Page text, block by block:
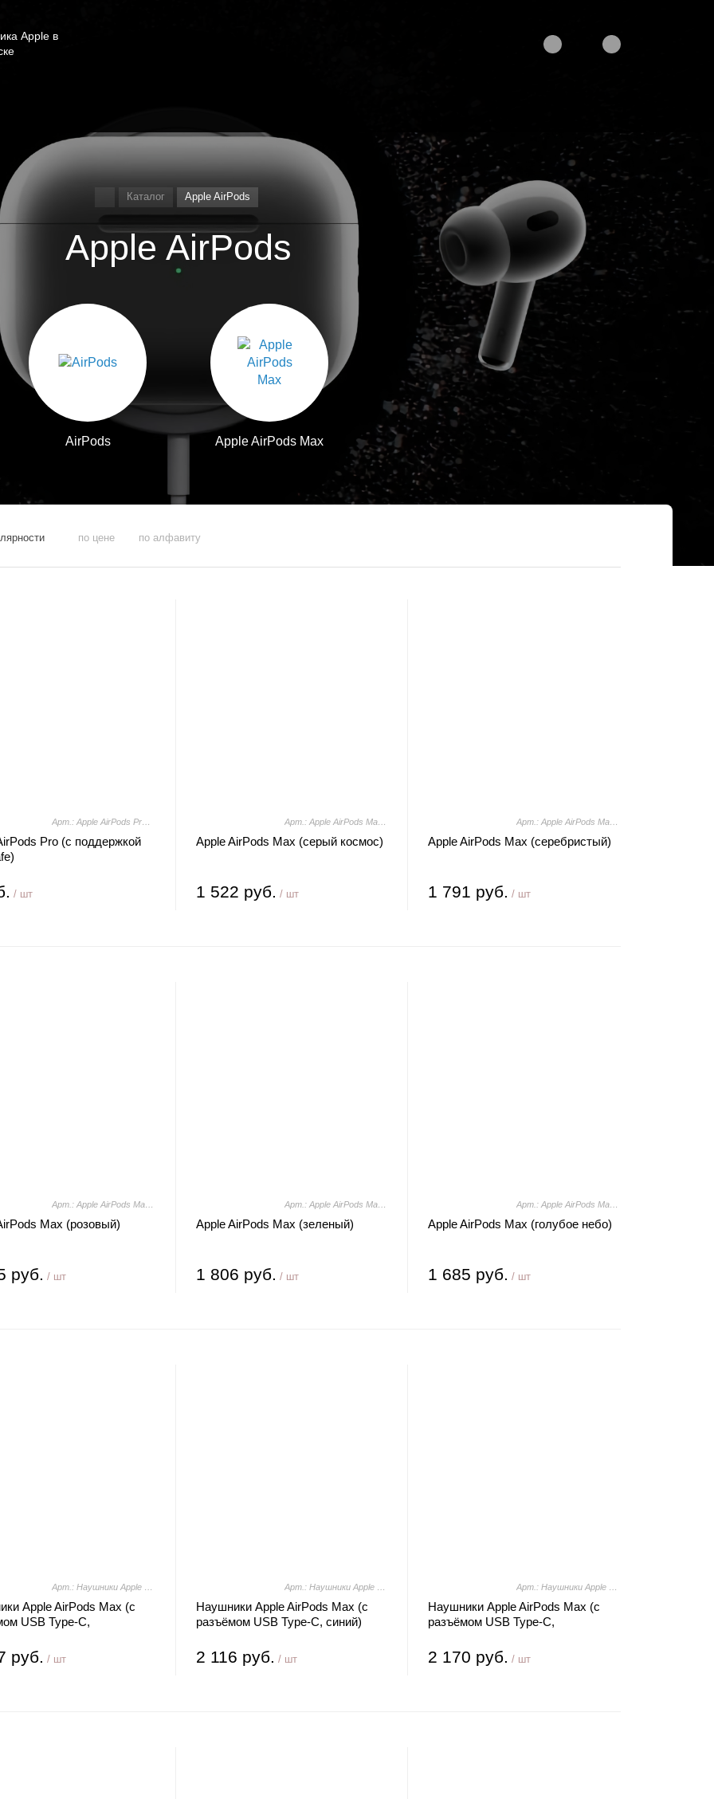
Apple в
Каталог Apple AirPods
Apple AirPods
AirPods Apple AirPods Max
по цене по алфавиту
Pro (с поддержкой
/ шт
Арт.: Apple AirPods Max (серый космос)
Apple AirPods Max (серый космос)
1 522 руб. / шт
Apple AirPods Max (серебристый)
1 791 руб. / шт
Max (розовый)
руб. / шт
Арт.: Apple AirPods Max (зеленый)
Apple AirPods Max (зеленый)
1 806 руб. / шт
Apple AirPods Max (голубое небо)
1 685 руб. / шт
Apple AirPods Max (с
USB Type-C,
руб. / шт
Наушники Apple AirPods Max (с
разъёмом USB Type-C, синий)
2 116 руб. / шт
Наушники Apple AirPods Max (с
разъёмом USB Type-C,
2 170 руб. / шт